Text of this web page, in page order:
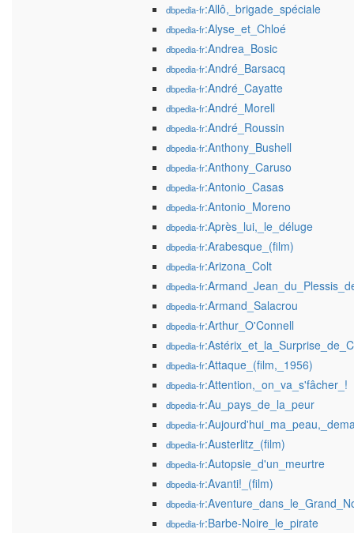
dbpedia-fr:Allô,_brigade_spéciale
dbpedia-fr:Alyse_et_Chloé
dbpedia-fr:Andrea_Bosic
dbpedia-fr:André_Barsacq
dbpedia-fr:André_Cayatte
dbpedia-fr:André_Morell
dbpedia-fr:André_Roussin
dbpedia-fr:Anthony_Bushell
dbpedia-fr:Anthony_Caruso
dbpedia-fr:Antonio_Casas
dbpedia-fr:Antonio_Moreno
dbpedia-fr:Après_lui,_le_déluge
dbpedia-fr:Arabesque_(film)
dbpedia-fr:Arizona_Colt
dbpedia-fr
dbpedia-fr:Armand_Salacrou
dbpedia-fr:Arthur_O'Connell
dbpedia-fr
dbpedia-fr:Attaque_(film,_1956)
dbpedia-fr:Attention,_on_va_s'fâcher_!
dbpedia-fr:Au_pays_de_la_peur
dbpedia-fr
dbpedia-fr:Austerlitz_(film)
dbpedia-fr:Autopsie_d'un_meurtre
dbpedia-fr:Avanti!_(film)
dbpedia-fr
dbpedia-fr:Barbe-Noire_le_pirate